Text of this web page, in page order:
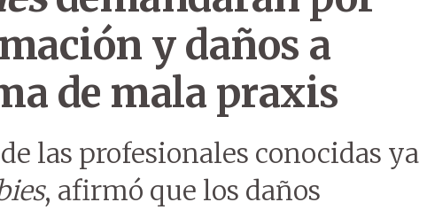
y daños a
de mala praxis
las profesionales conocidas ya
, afirmó que los daños